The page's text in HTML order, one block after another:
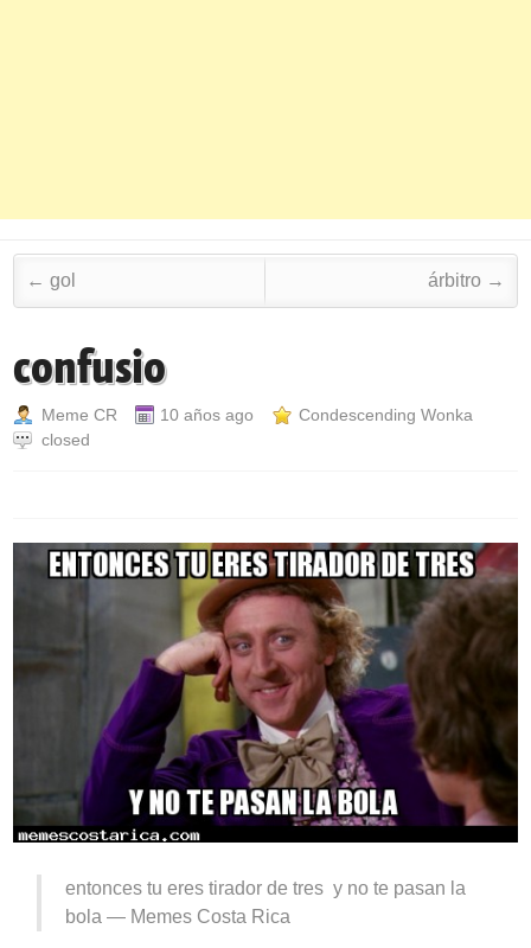
Post navigation
← gol árbitro →
confusio
Meme CR 10 años ago
Condescending Wonka
closed
entonces tu eres tirador de tres y no te pasan la
bola — Memes Costa Rica